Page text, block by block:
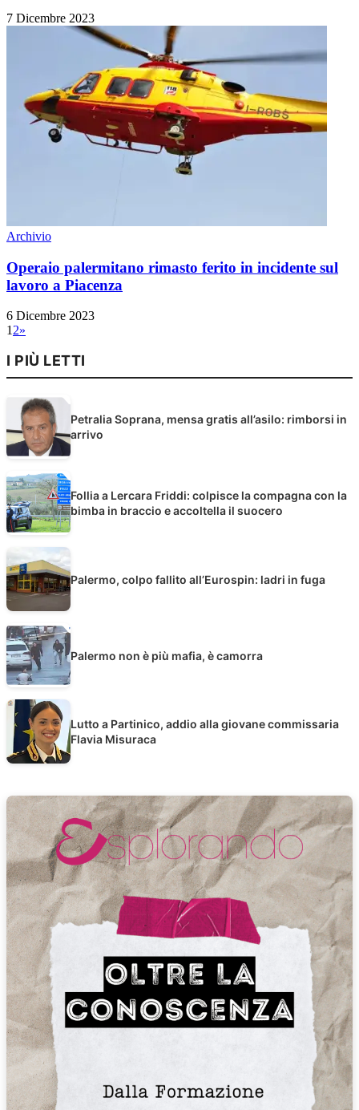
7 Dicembre 2023
Archivio
Operaio palermitano rimasto ferito in incidente sul
lavoro a Piacenza
6 Dicembre 2023
1 2»
I PIÙ LETTI
Petralia Soprana, mensa gratis all’asilo: rimborsi in
arrivo
Follia a Lercara Friddi: colpisce la compagna con la
bimba in braccio e accoltella il suocero
Palermo, colpo fallito all’Eurospin: ladri in fuga
Palermo non è più mafia, è camorra
Lutto a Partinico, addio alla giovane commissaria
Flavia Misuraca